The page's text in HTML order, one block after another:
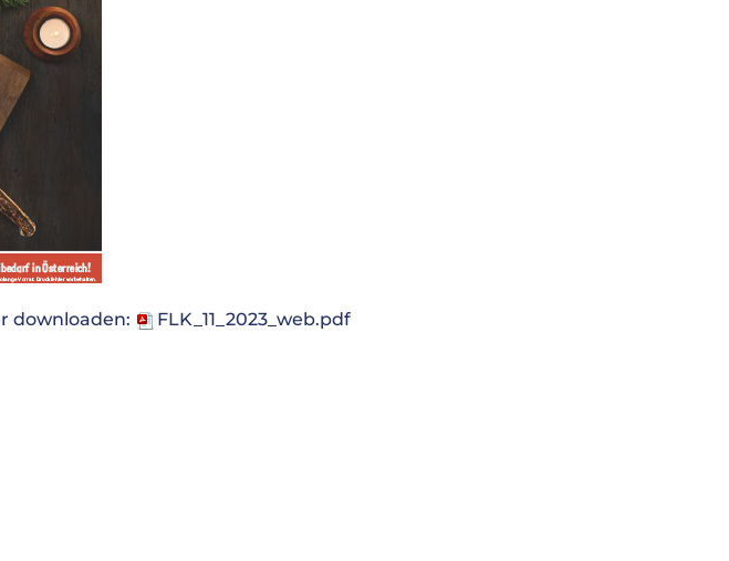
downloaden: FLK_11_2023_web.pdf